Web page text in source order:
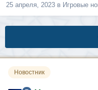
25 апреля, 2023 в Игровые
Новостник